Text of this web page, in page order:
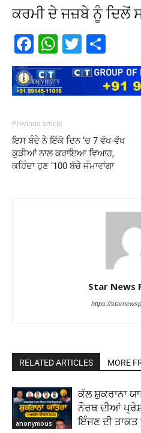
ਕਰਮੀ ਦੇ ਜਜ਼ਬੇ ਨੂੰ ਦਿਲੋਂ
Facebook
WhatsApp
Twitter
Previous article
ਇਸ ਬੰਦੇ ਨੇ ਇੱਕੋ ਦਿਨ ‘ਚ 7 ਵੱਖ-ਵੱਖ
ਕੁੜੀਆਂ ਨਾਲ ਕਰਾਇਆ ਵਿਆਹ,
ਕਹਿੰਦਾ ਹੁਣ ‘100 ਬੱਚੇ ਜੰਮਾਵਾਂਗਾ
Star News
https://
RELATED ARTICLES MORE
anonymous
ਕੱਲ ਸ਼ੁਕਰਾਨਾ
ਨੌਰਥ ਦੀਆਂ
ਇੰਜਣ ਦੀ ਤਾਕਤ